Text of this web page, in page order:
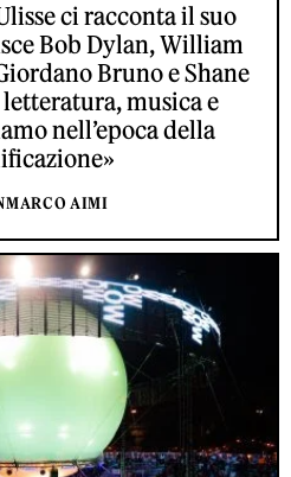
ci racconta il suo
Bob Dylan, William
Bruno e Shane
musica e
nell’epoca della
AIMI